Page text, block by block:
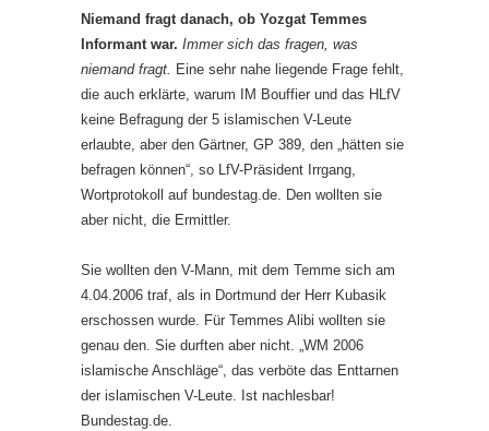
Niemand fragt danach, ob Yozgat Temmes
Informant war. Immer sich das fragen, was
niemand fragt. Eine sehr nahe liegende Frage fehlt,
die auch erklärte, warum IM Bouffier und das HLfV
keine Befragung der 5 islamischen V-Leute
erlaubte, aber den Gärtner, GP 389, den „hätten sie
befragen können“, so LfV-Präsident Irrgang,
Wortprotokoll auf bundestag.de. Den wollten sie
aber nicht, die Ermittler.
Sie wollten den V-Mann, mit dem Temme sich am
4.04.2006 traf, als in Dortmund der Herr Kubasik
erschossen wurde. Für Temmes Alibi wollten sie
genau den. Sie durften aber nicht. „WM 2006
islamische Anschläge“, das verböte das Enttarnen
der islamischen V-Leute. Ist nachlesbar!
Bundestag.de.